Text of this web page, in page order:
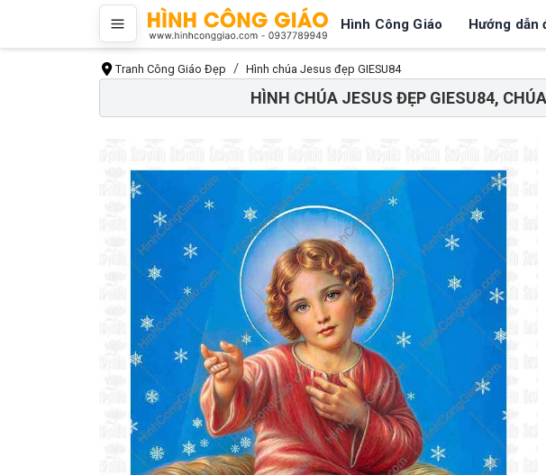
Hình Công Giáo Hướng dẫn
Tranh Công Giáo Đẹp Hình chúa Jesus đẹp GIESU84
HÌNH CHÚA JESUS ĐẸP GIESU84,